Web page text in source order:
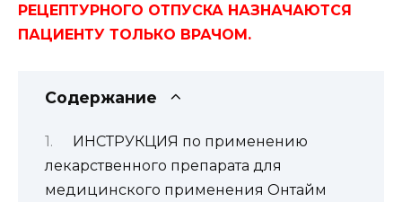
РЕЦЕПТУРНОГО ОТПУСКА НАЗНАЧАЮТСЯ
ПАЦИЕНТУ ТОЛЬКО ВРАЧОМ.
Содержание
ИНСТРУКЦИЯ по применению
лекарственного препарата для
медицинского применения Онтайм